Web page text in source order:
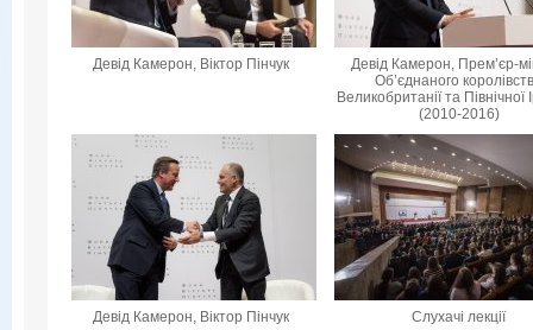
Девід Камерон, Віктор Пінчук
Девід Камерон, Прем’єр-
Об’єднаного
Великобританії та Північної
(2010-2016)
Девід Камерон, Віктор Пінчук Слухачі лекції